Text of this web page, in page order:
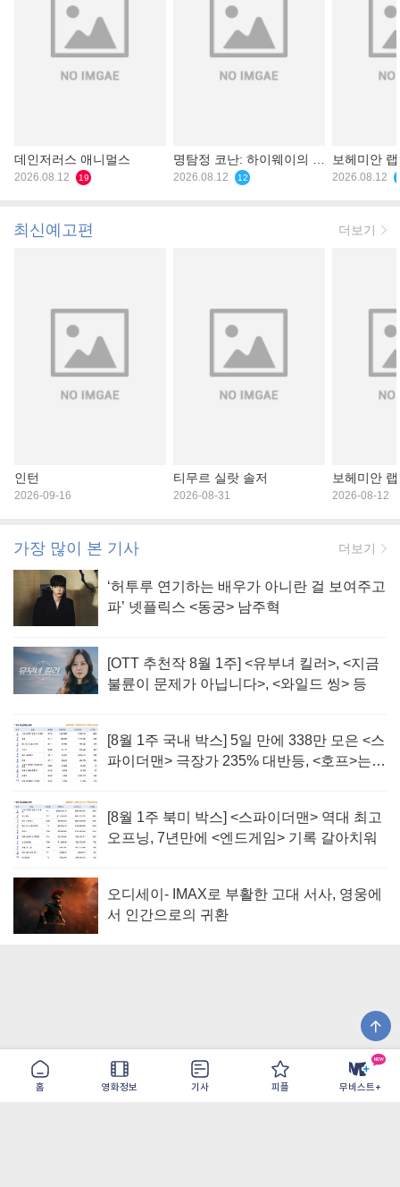
홈 영화정보 기사 피플 무비스트+
데인저러스 애니멀스
2026.08.12 19
명탐정 코난: 하이웨이의 타
천사
2026.08.12 12
보헤미안
2026.08.12
최신예고편 더보기
인턴
2026-09-16
티무르 실랏 솔저
2026-08-31
보헤미안
2026-08-12
가장 많이 본 기사 더보기
‘허투루 연기하는 배우가 아니란 걸 보여주고
파’ 넷플릭스 <동궁> 남주혁
[OTT 추천작 8월 1주] <유부녀 킬러>, <지금
불륜이 문제가 아닙니다>, <와일드 씽> 등
[8월 1주 국내 박스] 5일 만에 338만 모은 <스
파이더맨> 극장가 235% 대반등, <호프>는
[8월 1주 북미 박스] <스파이더맨> 역대 최고
오프닝, 7년만에 <엔드게임> 기록 갈아치워
오디세이- IMAX로 부활한 고대 서사, 영웅에
서 인간으로의 귀환